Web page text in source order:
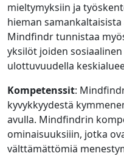
mieltymyksiin ja
hieman
Mindfindr tunnistaa
yksilöt joiden
ulottuvuudella
Kompetenssit:
kyvykkyydestä
avulla. Mindfindrin
ominaisuuksiiin, jotka
välttämättömiä